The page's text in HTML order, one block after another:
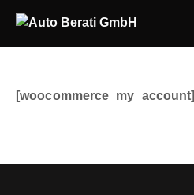
[woocommerce_my_account]